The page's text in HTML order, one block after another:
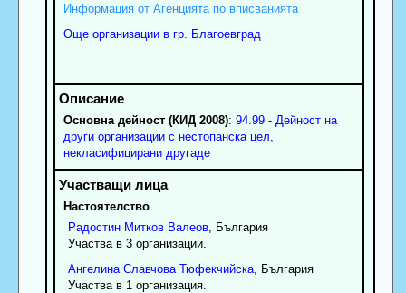
Информация от Агенцията по вписванията
Още организации в гр. Благоевград
Основна дейност (КИД 2008): 94.99 - Дейност на
други организации с нестопанска цел,
некласифицирани другаде
Настоятелство
Радостин Митков Валеов, България
Участва в 3 организации.
Ангелина Славчова Тюфекчийска, България
Участва в 1 организация.